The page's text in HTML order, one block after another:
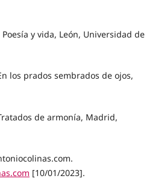
y vida, León, Universidad de
los prados sembrados de ojos,
de armonía, Madrid,
[10/01/2023].